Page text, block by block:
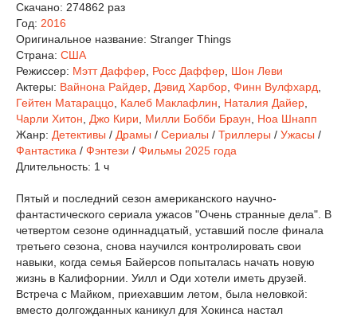
Скачано: 274862 раз
Год: 2016
Оригинальное название: Stranger Things
Страна: США
Режиссер: Мэтт Даффер Росс Даффер Шон Леви
Актеры: Вайнона Райдер Дэвид Харбор Финн Вулфхард
Гейтен Матараццо Калеб Маклафлин Наталия Дайер
Чарли Хитон
Джо Кири Милли Бобби Браун
Ноа Шнапп
Жанр: Детективы / Драмы / Сериалы / Триллеры / Ужасы /
Фантастика / Фэнтези / Фильмы 2025 года
Длительность: 1 ч
Пятый и последний сезон американского научно-
фантастического сериала ужасов "Очень странные дела". В
четвертом сезоне одиннадцатый, уставший после финала
третьего сезона, снова научился контролировать свои
навыки, когда семья Байерсов попыталась начать новую
жизнь в Калифорнии. Уилл и Оди хотели иметь друзей.
Встреча с Майком, приехавшим летом, была неловкой:
вместо долгожданных каникул для Хокинса настал